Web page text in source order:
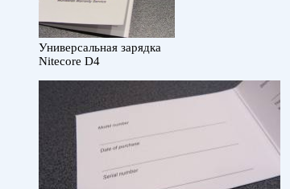
Универсальная зарядка
Nitecore D4